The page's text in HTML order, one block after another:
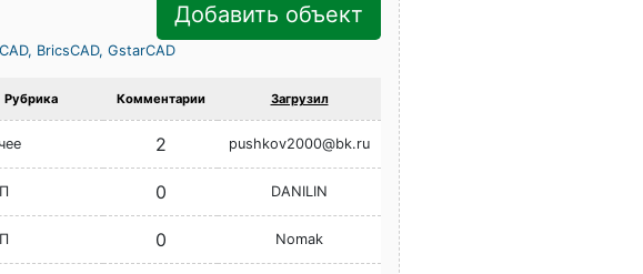
Добавить объект
BricsCAD, GstarCAD
Рубрика Комментарии Загрузил
2 pushkov2000@bk.ru
0 DANILIN
0 Nomak